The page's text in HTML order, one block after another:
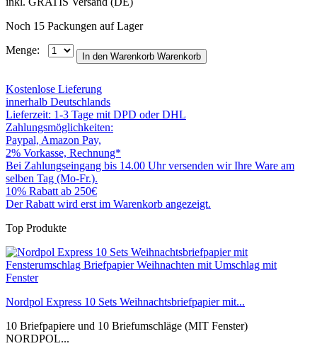
Noch 15 Packungen auf Lager
Menge:
In den Warenkorb Warenkorb
Kostenlose Lieferung
innerhalb Deutschlands
Lieferzeit: 1-3 Tage mit DPD oder DHL
Zahlungsmöglichkeiten:
Paypal, Amazon Pay,
2% Vorkasse, Rechnung*
Bei Zahlungseingang bis 14.00 Uhr versenden wir Ihre Ware am
selben Tag (Mo-Fr.).
10% Rabatt ab 250€
Der Rabatt wird erst im Warenkorb angezeigt.
Top Produkte
Nordpol Express 10 Sets Weihnachtsbriefpapier mit...
10 Briefpapiere und 10 Briefumschläge (MIT Fenster)
NORDPOL...